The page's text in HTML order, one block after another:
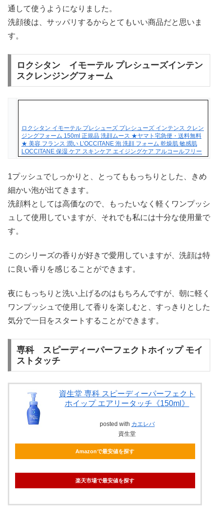
通して使うようになりました。
洗顔後は、サッパリするからとてもいい商品だと思いま
す。
ロクシタン イモーテル プレシューズインテン
スクレンジングフォーム
ロクシタン イモーテル プレシューズ プレシューズ インテンス クレン
ジングフォーム 150ml 正規品 洗顔ムース ★ヤマト宅急便・送料無料
★ 美容 フランス 潤い L’OCCITANE 泡 洗顔 フォーム 乾燥肌 敏感肌
LOCCITANE 保湿 ケア スキンケア エイジングケア アルコールフリー
1プッシュでしっかりと、とってももっちりとした、きめ
細かい泡が出てきます。
洗顔料としては高価なので、もったいなく軽くワンプッシ
ュして使用していますが、それでも私には十分な使用量で
す。
このシリーズの香りが好きで愛用していますが、洗顔は特
に良い香りを感じることができます。
夜にもっちりと洗い上げるのはもちろんですが、朝に軽く
ワンプッシュで使用して香りを楽しむと、すっきりとした
気分で一日をスタートすることができます。
専科 スピーディーパーフェクトホイップ モイ
ストタッチ
資生堂 専科 スピーディーパーフェクト
ホイップ エアリータッチ《150ml》
posted with カエレバ
資生堂
Amazonで最安値を探す
楽天市場で最安値を探す